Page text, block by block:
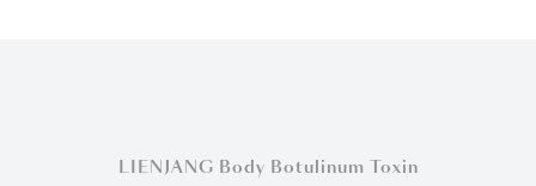
LIENJANG Body Botulinum Toxin